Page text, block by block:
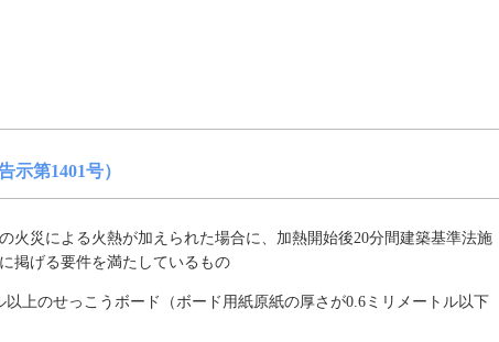
示第1401号）
火災による火熱が加えられた場合に、加熱開始後20分間建築基準法施
掲げる要件を満たしているもの
以上のせっこうボード（ボード用紙原紙の厚さが0.6ミリメートル以下